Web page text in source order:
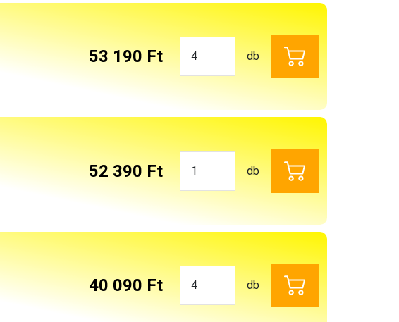
53 190 Ft db
52 390 Ft db
40 090 Ft db